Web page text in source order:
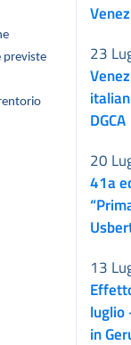
previste
DGCA
23
41a
20
luglio
in
13